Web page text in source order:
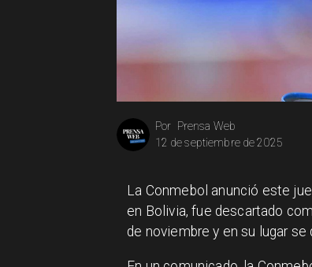
Prensa Web
Por
12 de septiembre de 2025
La Conmebol anunció este
en Bolivia, fue descartado
de noviembre y en su lugar se